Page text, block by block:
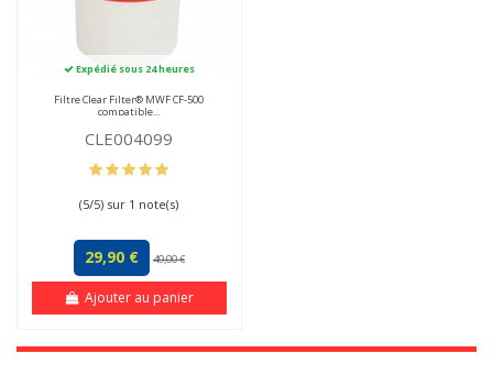
Expédié sous 24 heures
Filtre Clear Filter® MWF CF-500
compatible...
CLE004099
(5/5) sur 1 note(s)
29,90 € 49,00 €
Ajouter au panier